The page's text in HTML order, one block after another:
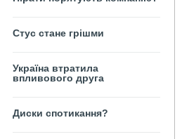
Стус стане грішми
Україна втратила
впливового друга
Диски спотикання?